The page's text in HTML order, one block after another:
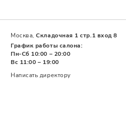
Написать директору
Москва,Складочная 1 стр.1 вход 8
График работы салона:
Пн-Сб 10:00 – 20:00
Вс 11:00 – 19:00